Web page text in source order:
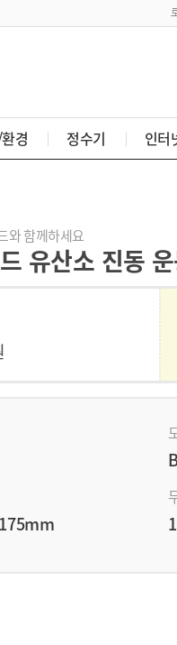
경 정수기 인터
와 함께하세요
유산소 진동